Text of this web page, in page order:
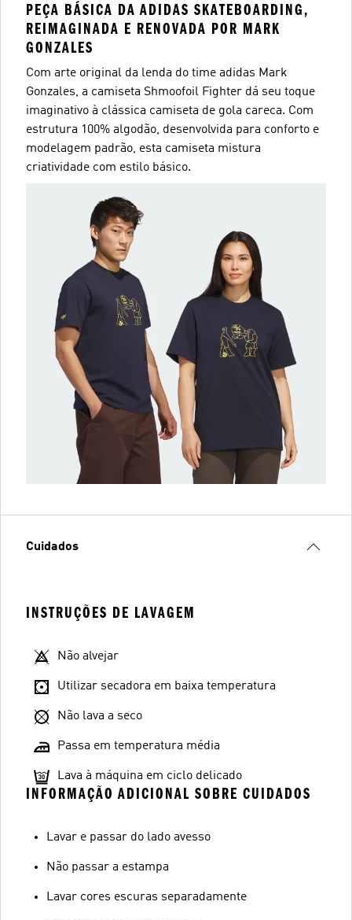
PEÇA BÁSICA DA ADIDAS SKATEBOARDING,
REIMAGINADA E RENOVADA POR MARK
GONZALES
Com arte original da lenda do time adidas Mark
Gonzales, a camiseta Shmoofoil Fighter dá seu toque
imaginativo à clássica camiseta de gola careca. Com
estrutura 100% algodão, desenvolvida para conforto e
modelagem padrão, esta camiseta mistura
criatividade com estilo básico.
Cuidados
INSTRUÇÕES DE LAVAGEM
Não alvejar
Utilizar secadora em baixa temperatura
Não lava a seco
Passa em temperatura média
Lava à máquina em ciclo delicado
INFORMAÇÃO ADICIONAL SOBRE CUIDADOS
Lavar e passar do lado avesso
Não passar a estampa
Lavar cores escuras separadamente